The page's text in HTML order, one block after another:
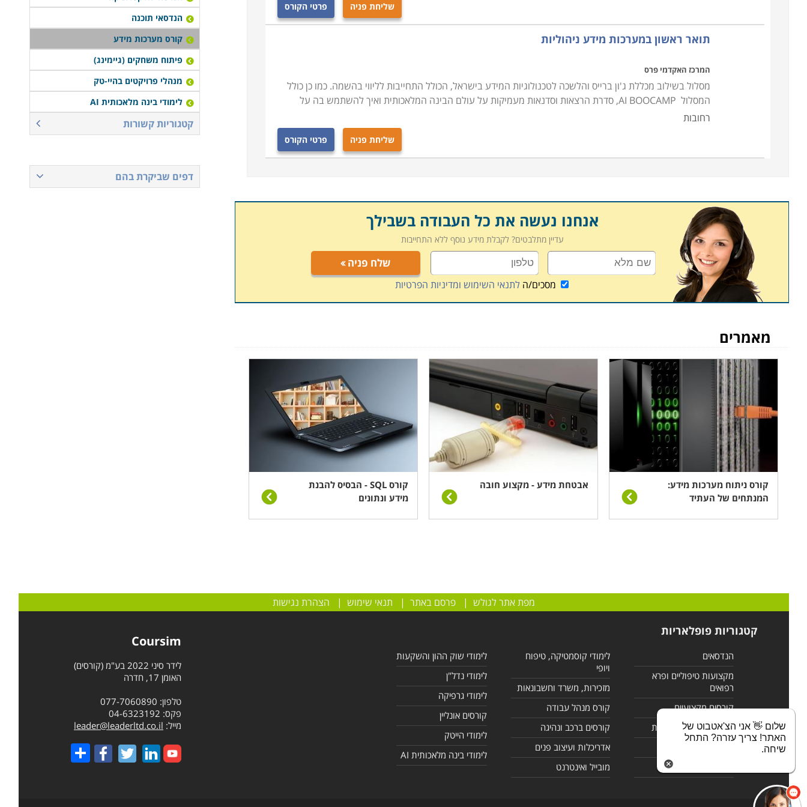
שליחת פניה פרטי הקורס
תואר ראשון במערכות מידע ניהוליות
המרכז האקדמי פרס
מסלול בשילוב מכללת ג'ון ברייס והלשכה לטכנולוגיות המידע בישראל, הכולל התחייבות לליווי בהשמה. כמו כן כולל
המסלול AI BOOCAMP, סדרת הרצאות וסדנאות מעמיקות על עולם הבינה המלאכותית ואיך להשתמש בה על
רחובות
שליחת פניה פרטי הקורס
אנחנו נעשה את כל העבודה בשבילך
עדיין מתלבטים? לקבלת מידע נוסף ללא התחייבות
שלח פניה
מסכים/הלתנאי השימוש ומדיניות הפרטיות
מאמרים
קורס ניתוח מערכות מידע:
המנתחים של העתיד
אבטחת מידע - מקצוע חובה
קורס SQL - הבסיס להבנת
מידע ונתונים
הנדסאי תוכנה
קורס מערכות מידע
פיתוח משחקים (גיימינג)
מנהלי פרויקטים בהיי-טק
לימודי בינה מלאכותית AI
קטגוריות קשורות
דפים שביקרת בהם
מפת אתר לגולש |פרסם באתר | תנאי שימוש | הצהרת נגישות
קטגוריות פופלאריות
הנדסאים
מקצועות טיפוליים ופרא
רפואים
קורסים מקצועיים
לימודי מחשבים ורשתות
לימודי קוסמטיקה, טיפוח
ויופי
מזכירות, משרד וחשבונאות
קורס מנהל עבודה
קורסים ברכב ונהיגה
אדריכלות ועיצוב פנים
מובייל ואינטרנט
לימודי שוק ההון והשקעות
לימודי נדל"ן
לימודי גרפיקה
קורסים אונליין
לימודי הייטק
לימודי בינה מלאכותית AI
Coursim
לידר סיני 2022 בע"מ (קורסים)
האומן 17, חדרה
טלפון: 077-7060890
פקס: 04-6323192
מייל: leader@leaderltd.co.il
Share
שלום 👋 אני הצ'אטבוט של
האתר! צריך עזרה? התחל
שיחה.